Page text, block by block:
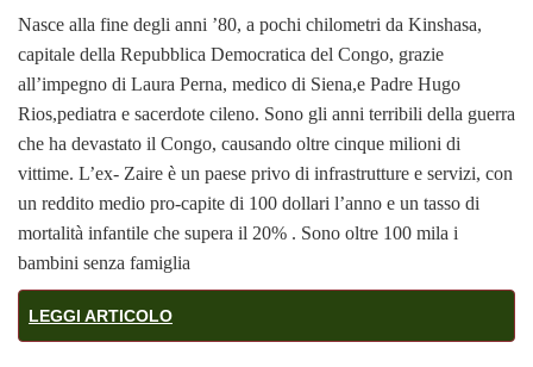
Nasce alla fine degli anni ’80, a pochi chilometri da Kinshasa,
capitale della Repubblica Democratica del Congo, grazie
all’impegno di Laura Perna, medico di Siena,e Padre Hugo
Rios,pediatra e sacerdote cileno. Sono gli anni terribili della guerra
che ha devastato il Congo, causando oltre cinque milioni di
vittime. L’ex- Zaire è un paese privo di infrastrutture e servizi, con
un reddito medio pro-capite di 100 dollari l’anno e un tasso di
mortalità infantile che supera il 20% . Sono oltre 100 mila i
bambini senza famiglia
LEGGI ARTICOLO